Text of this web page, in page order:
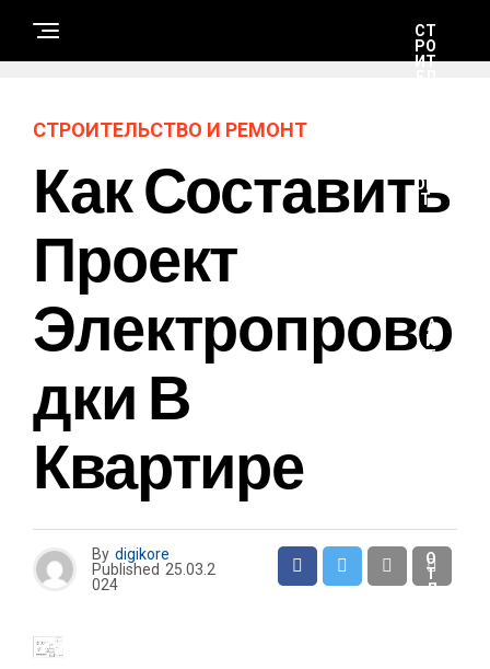
СТ
РО
ИТ
ОН
Т
А
И
Т
О
Т
Д
СТРОИТЕЛЬСТВО И РЕМОНТ
Как Составить
Проект
Электропрово
Дки В
Квартире
By digikore
Published 25.03.2
024